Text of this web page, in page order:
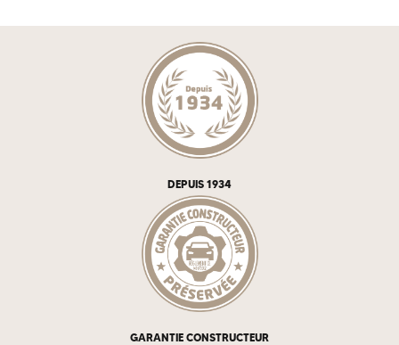
DEPUIS 1934
GARANTIE CONSTRUCTEUR